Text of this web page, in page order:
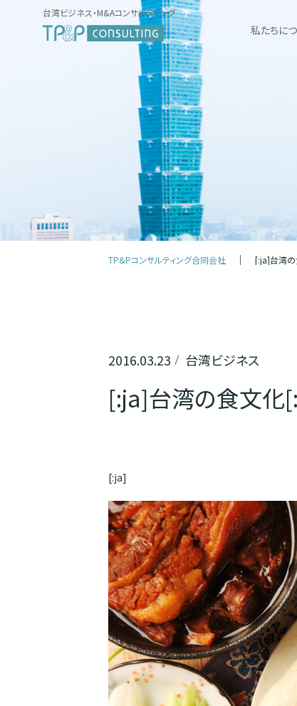
台湾ビジネス・M&Aコンサルティング
私たちに
TP&Pコンサルティング合同会社 [:ja]台湾
2016.03.23 台湾ビジネス
[:ja]台湾の食文化
[:ja]